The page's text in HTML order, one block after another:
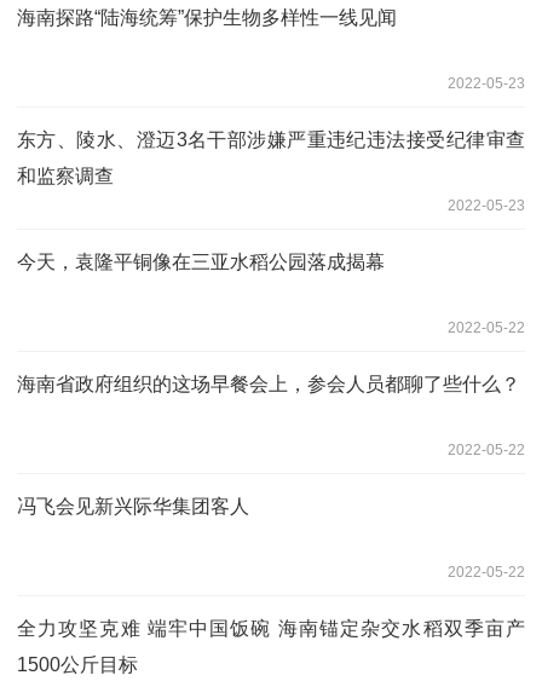
海南探路“陆海统筹”保护生物多样性一线见闻
2022-05-23
东方、陵水、澄迈3名干部涉嫌严重违纪违法接受纪律审查
和监察调查
2022-05-23
今天，袁隆平铜像在三亚水稻公园落成揭幕
2022-05-22
海南省政府组织的这场早餐会上，参会人员都聊了些什么？
2022-05-22
冯飞会见新兴际华集团客人
2022-05-22
全力攻坚克难 端牢中国饭碗 海南锚定杂交水稻双季亩产
1500公斤目标